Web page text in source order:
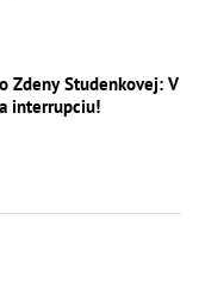
Zdeny Studenkovej: V
interrupciu!